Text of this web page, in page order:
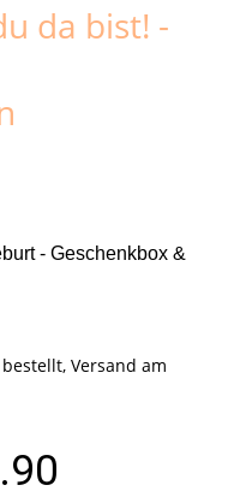
da bist! -
- Geschenkbox &
Versand am